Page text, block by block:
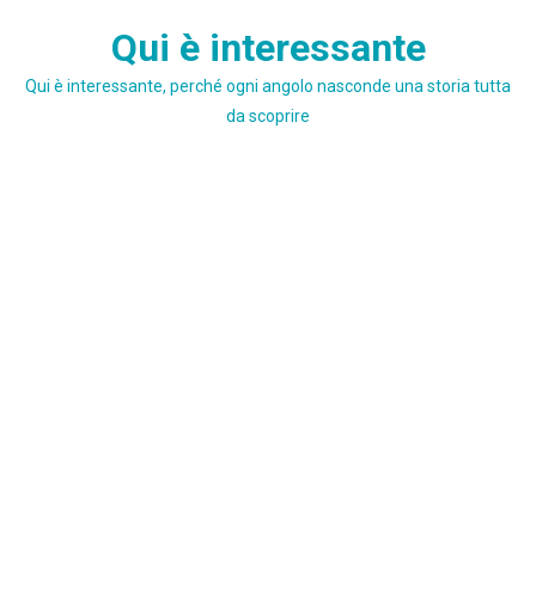
Qui è interessante
Qui è interessante, perché ogni angolo nasconde una storia tutta
da scoprire